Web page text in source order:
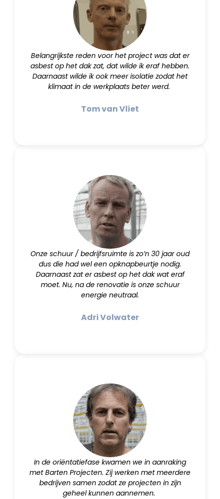
Belangrijkste reden voor het project was dat er
asbest op het dak zat, dat wilde ik eraf hebben.
Daarnaast wilde ik ook meer isolatie zodat het
klimaat in de werkplaats beter werd.
Tom van Vliet
Onze schuur / bedrijfsruimte is zo’n 30 jaar oud
dus die had wel een opknapbeurtje nodig.
Daarnaast zat er asbest op het dak wat eraf
moet. Nu, na de renovatie is onze schuur
energie neutraal.
Adri Volwater
In de oriëntatiefase kwamen we in aanraking
met Barten Projecten. Zij werken met meerdere
bedrijven samen zodat ze projecten in zijn
geheel kunnen aannemen.